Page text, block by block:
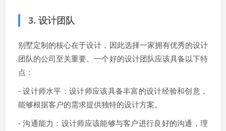
3. 设计团队
别墅定制的核心在于设计，因此选择一家拥有优秀的设计
团队的公司至关重要。一个好的设计团队应该具备以下特
点：
- 设计师水平：设计师应该具备丰富的设计经验和创意，
能够根据客户的需求提供独特的设计方案。
- 沟通能力：设计师应该能够与客户进行良好的沟通，理